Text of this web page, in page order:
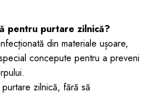
pentru purtare zilnică?
din materiale ușoare,
concepute pentru a preveni
zilnică, fără să